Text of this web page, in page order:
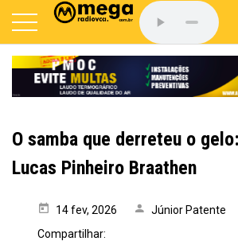
O samba que derreteu o
Lucas Pinheiro Braathen
14 fev, 2026 Júnior Patente
Compartilhar: